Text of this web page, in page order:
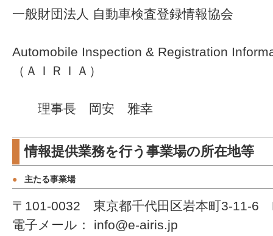
一般財団法人 自動車検査登録情報協会
Automobile Inspection & Registration
（ＡＩＲＩＡ）
理事長 岡安 雅幸
情報提供業務を行う事業場の所在地等
● 主たる事業場
〒101-0032 東京都千代田区岩本町3-11-6
電子メール： info@e-airis.jp